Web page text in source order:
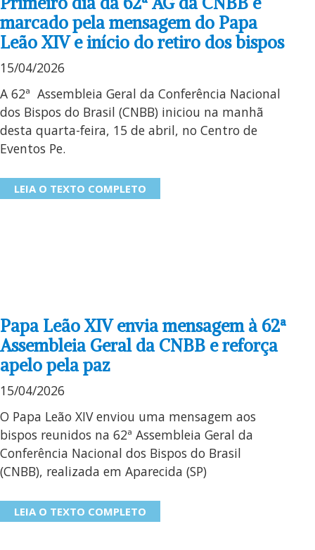
marcado pela mensagem do Papa
Leão XIV e início do retiro dos bispos
15/04/2026
A 62ª Assembleia Geral da Conferência Nacional
dos Bispos do Brasil (CNBB) iniciou na manhã
desta quarta-feira, 15 de abril, no Centro de
Eventos Pe.
LEIA O TEXTO COMPLETO
Papa Leão XIV envia mensagem à 62ª
Assembleia Geral da CNBB e reforça
apelo pela paz
15/04/2026
O Papa Leão XIV enviou uma mensagem aos
bispos reunidos na 62ª Assembleia Geral da
Conferência Nacional dos Bispos do Brasil
(CNBB), realizada em Aparecida (SP)
LEIA O TEXTO COMPLETO